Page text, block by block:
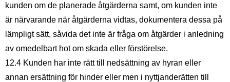
kunden om de planerade åtgärderna samt, om kunden inte
är närvarande när åtgärderna vidtas, dokumentera dessa på
lämpligt sätt, såvida det inte är fråga om åtgärder i anledning
av omedelbart hot om skada eller förstörelse.
12.4 Kunden har inte rätt till nedsättning av hyran eller
annan ersättning för hinder eller men i nyttjanderätten till